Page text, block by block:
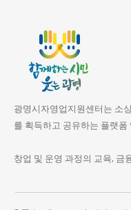
광명시자영업지원센터는 소
를 획득하고 공유하는 플랫폼
창업 및 운영 과정의 교육, 금